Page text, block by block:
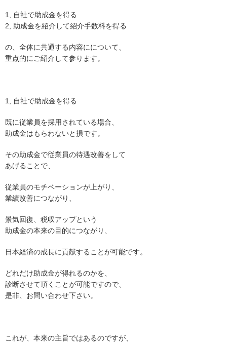
1, 自社で助成金を得る
2, 助成金を紹介して紹介手数料を得る
の、全体に共通する内容にについて、
重点的にご紹介して参ります。
1, 自社で助成金を得る
既に従業員を採用されている場合、
助成金はもらわないと損です。
その助成金で従業員の待遇改善をして
あげることで、
従業員のモチベーションが上がり、
業績改善につながり、
景気回復、税収アップという
助成金の本来の目的につながり、
日本経済の成長に貢献することが可能です。
どれだけ助成金が得れるのかを、
診断させて頂くことが可能ですので、
是非、お問い合わせ下さい。
これが、本来の主旨ではあるのですが、